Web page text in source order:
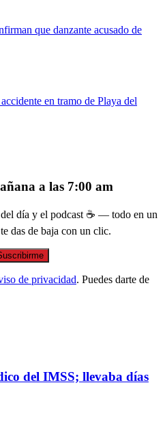
que danzante acusado de
en tramo de Playa del
a las 7:00 am
día y el podcast ☕ — todo en un
das de baja con un clic.
de privacidad. Puedes darte de
del IMSS; llevaba días